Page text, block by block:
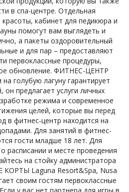
в спа-центре. Отдельная
кабинет для педикюра и
помогут вам выглядеть и
а пакеты оздоровительный
и для пар – предоставляют
первоклассные процедуры,
обновление. ФИТНЕС-ЦЕНТР
голубую лагуну гарантирует
он предлагает услуги личных
режима и современное
целей, которые вы перед
в фитнес-центр находится на
Для занятий в фитнес-
гости младше 18 лет. Для
расписании и месте проведения
на стойку администратора
Laguna Resort&Spa, Nusa
своим гостям первоклассные